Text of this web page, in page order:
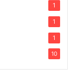
1
1
1
10